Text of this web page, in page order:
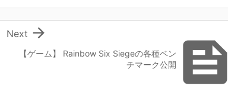

【ゲーム】 Rainbow Six Siegeの各種ベン
チマーク公開

Next